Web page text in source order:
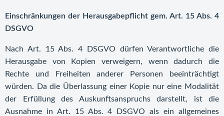
Einschränkungen der Herausgabepflicht gem. Art. 15 Abs. 4
DSGVO
Nach Art. 15 Abs. 4 DSGVO dürfen Verantwortliche die
Herausgabe von Kopien verweigern, wenn dadurch die
Rechte und Freiheiten anderer Personen beeinträchtigt
würden. Da die Überlassung einer Kopie nur eine Modalität
der Erfüllung des Auskunftsanspruchs darstellt, ist die
Ausnahme in Art. 15 Abs. 4 DSGVO als ein allgemeines